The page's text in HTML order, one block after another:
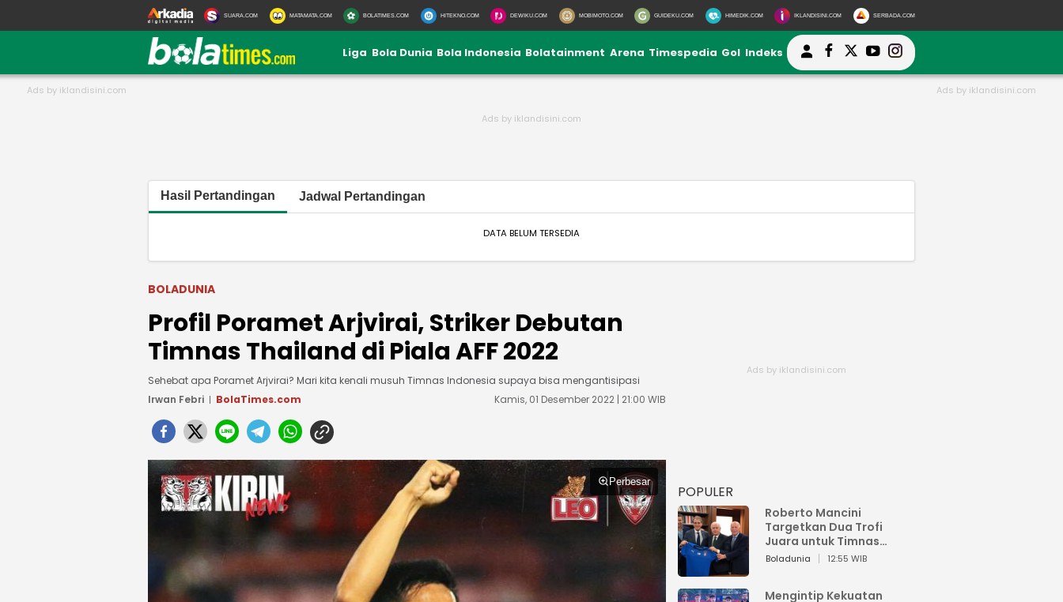
SUARA.COM MATAMATA.COM BOLATIMES.COM HITEKNO.COM DEWIKU.COM MOBIMOTO.COM GUIDEKU.COM HIMEDIK.COM IKLANDISINI.COM SERBADA.COM
Liga Bola Dunia Bola Indonesia Bolatainment Arena Timespedia Gol Indeks
Hasil Pertandingan Jadwal Pertandingan
DATA BELUM TERSEDIA
BOLADUNIA
Profil Poramet Arjvirai, Striker Debutan
Timnas Thailand di Piala AFF 2022
Sehebat apa Poramet Arjvirai? Mari kita kenali musuh Timnas Indonesia supaya bisa mengantisipasi
Irwan Febri
BolaTimes.com Kamis, 01 Desember 2022 | 21:00 WIB
Perbesar
POPULER
Roberto Mancini
Targetkan Dua Trofi
Juara untuk Timnas
Italia
Boladunia 12:55 WIB
Mengintip Kekuatan